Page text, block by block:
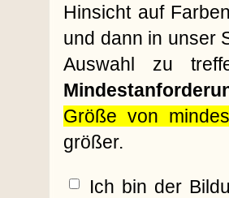
Hinsicht auf
und dann in unser
Auswahl zu
Größe von
größer.
Ich bin der